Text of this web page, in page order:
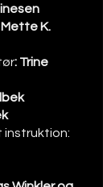
Mette K.
: Trine
instruktion: